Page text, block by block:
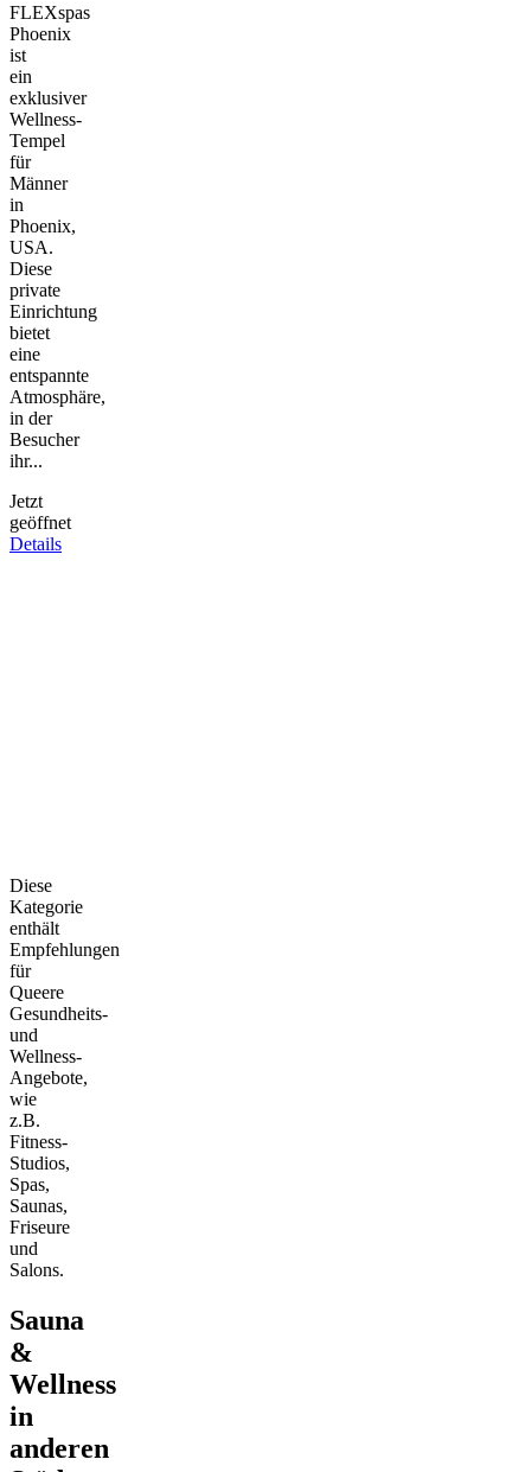
FLEXspas
Phoenix
ist
ein
exklusiver
Wellness-
Tempel
für
Männer
in
Phoenix,
USA.
Diese
private
Einrichtung
bietet
eine
entspannte
Atmosphäre,
in der
Besucher
ihr...
Jetzt
geöffnet
Details
Diese
Kategorie
enthält
Empfehlungen
für
Queere
Gesundheits-
und
Wellness-
Angebote,
wie
z.B.
Fitness-
Studios,
Spas,
Saunas,
Friseure
und
Salons.
Sauna
&
Wellness
in
anderen